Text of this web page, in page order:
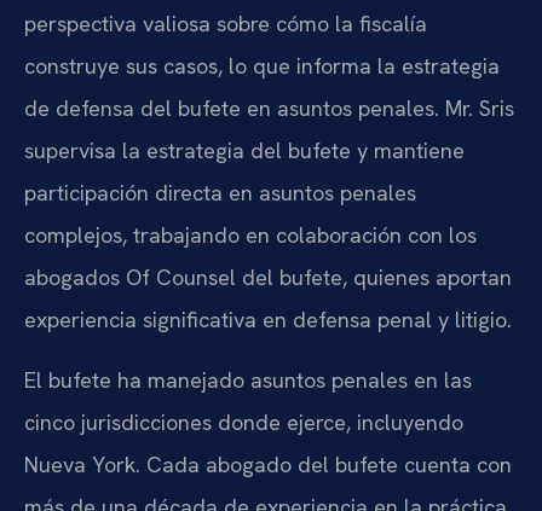
perspectiva valiosa sobre cómo la fiscalía
construye sus casos, lo que informa la estrategia
de defensa del bufete en asuntos penales. Mr. Sris
supervisa la estrategia del bufete y mantiene
participación directa en asuntos penales
complejos, trabajando en colaboración con los
abogados Of Counsel del bufete, quienes aportan
experiencia significativa en defensa penal y litigio.
El bufete ha manejado asuntos penales en las
cinco jurisdicciones donde ejerce, incluyendo
Nueva York. Cada abogado del bufete cuenta con